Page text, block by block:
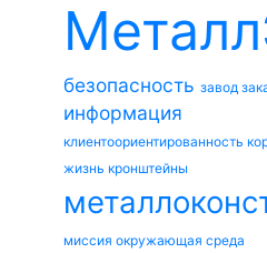
безопасность завод
информация
клиентоориентированность
жизнь кронштейны
миссия окружающая среда